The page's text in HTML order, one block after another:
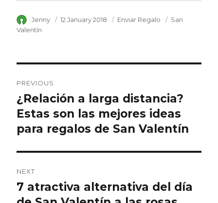
Author
Jenny
Posted
12 January 2018 Category
Enviar Regalo Tags
San
Valentín
navigation
PREVIOUS
Previous
post:
¿Relación a larga distancia?
Estas son las mejores ideas
para regalos de San Valentín
NEXT
Next
post:
7 atractiva alternativa del día